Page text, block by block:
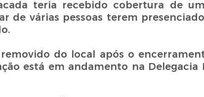
teria recebido cobertura de
de várias pessoas terem
do local após o
está em andamento na